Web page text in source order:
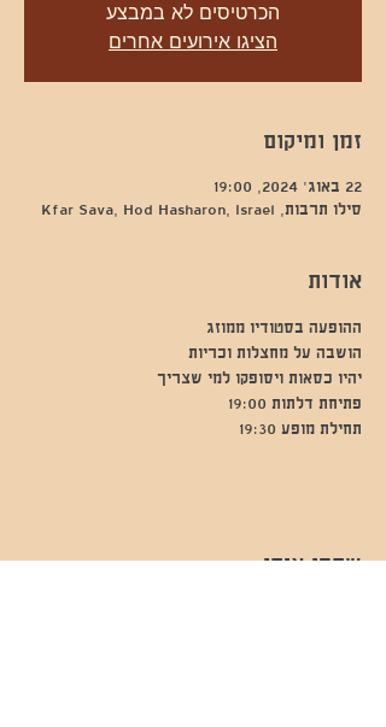
הכרטיסים לא במבצע
הציגו אירועים אחרים
זמן ומיקום
22 באוג׳ 2024, 19:00
סילו תרבות, Kfar Sava, Hod Hasharon, Israel
אודות
ההופעה בסטודיו ממוזג
הושבה על מחצלות וכריות
יהיו כסאות ויסופקו למי שצריך
פתיחת דלתות 19:00
תחילת מופע 19:30
שתפו אותי